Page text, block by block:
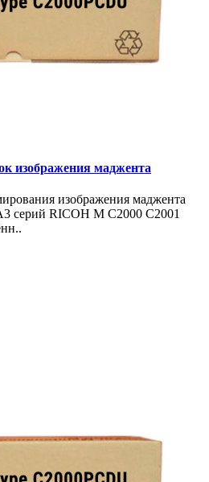
изображения маджента
изображения маджента
серий RICOH M C2000 C2001